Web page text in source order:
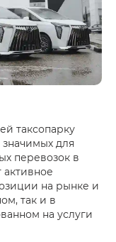
таксопарку
значимых для
перевозок в
на рынке и
так и в
на услуги